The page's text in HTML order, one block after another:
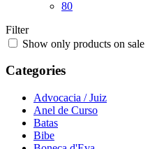
80
Filter
Show only products on sale
Categories
Advocacia / Juiz
Anel de Curso
Batas
Bibe